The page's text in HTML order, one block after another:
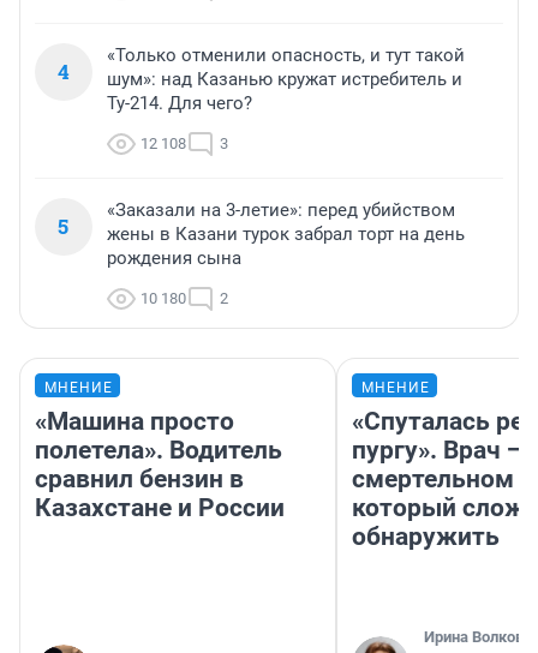
4
«Только отменили опасность, и тут такой
шум»: над Казанью кружат истребитель и
Ту-214. Для чего?
12 108 3
5
«Заказали на 3-летие»: перед убийством
жены в Казани турок забрал торт на день
рождения сына
10 180 2
МНЕНИЕ
«Машина просто
полетела». Водитель
сравнил бензин в
Казахстане и России
МНЕНИЕ
«Спуталась
пургу». Врач —
смертельном
который
обнаружить
Ирина Волкова